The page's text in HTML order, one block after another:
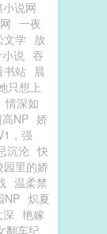
小说网
一夜
文学 放
说 吞
书站 晨
只想上
情深如
NP 娇
，强
沉沦 快
园里的娇
温柔禁
NP 炽夏
深 艳嫁
翻车纪